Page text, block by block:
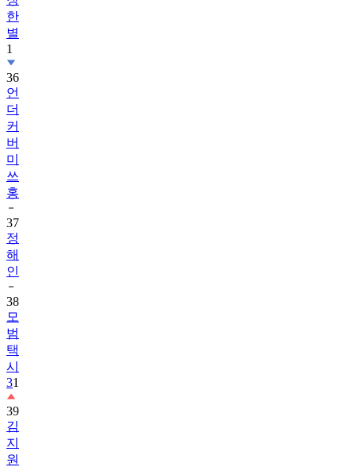
한
별
1
36
언
더
커
버
미
쓰
홍
37
정
해
인
38
모
범
택
시
31
39
김
지
원